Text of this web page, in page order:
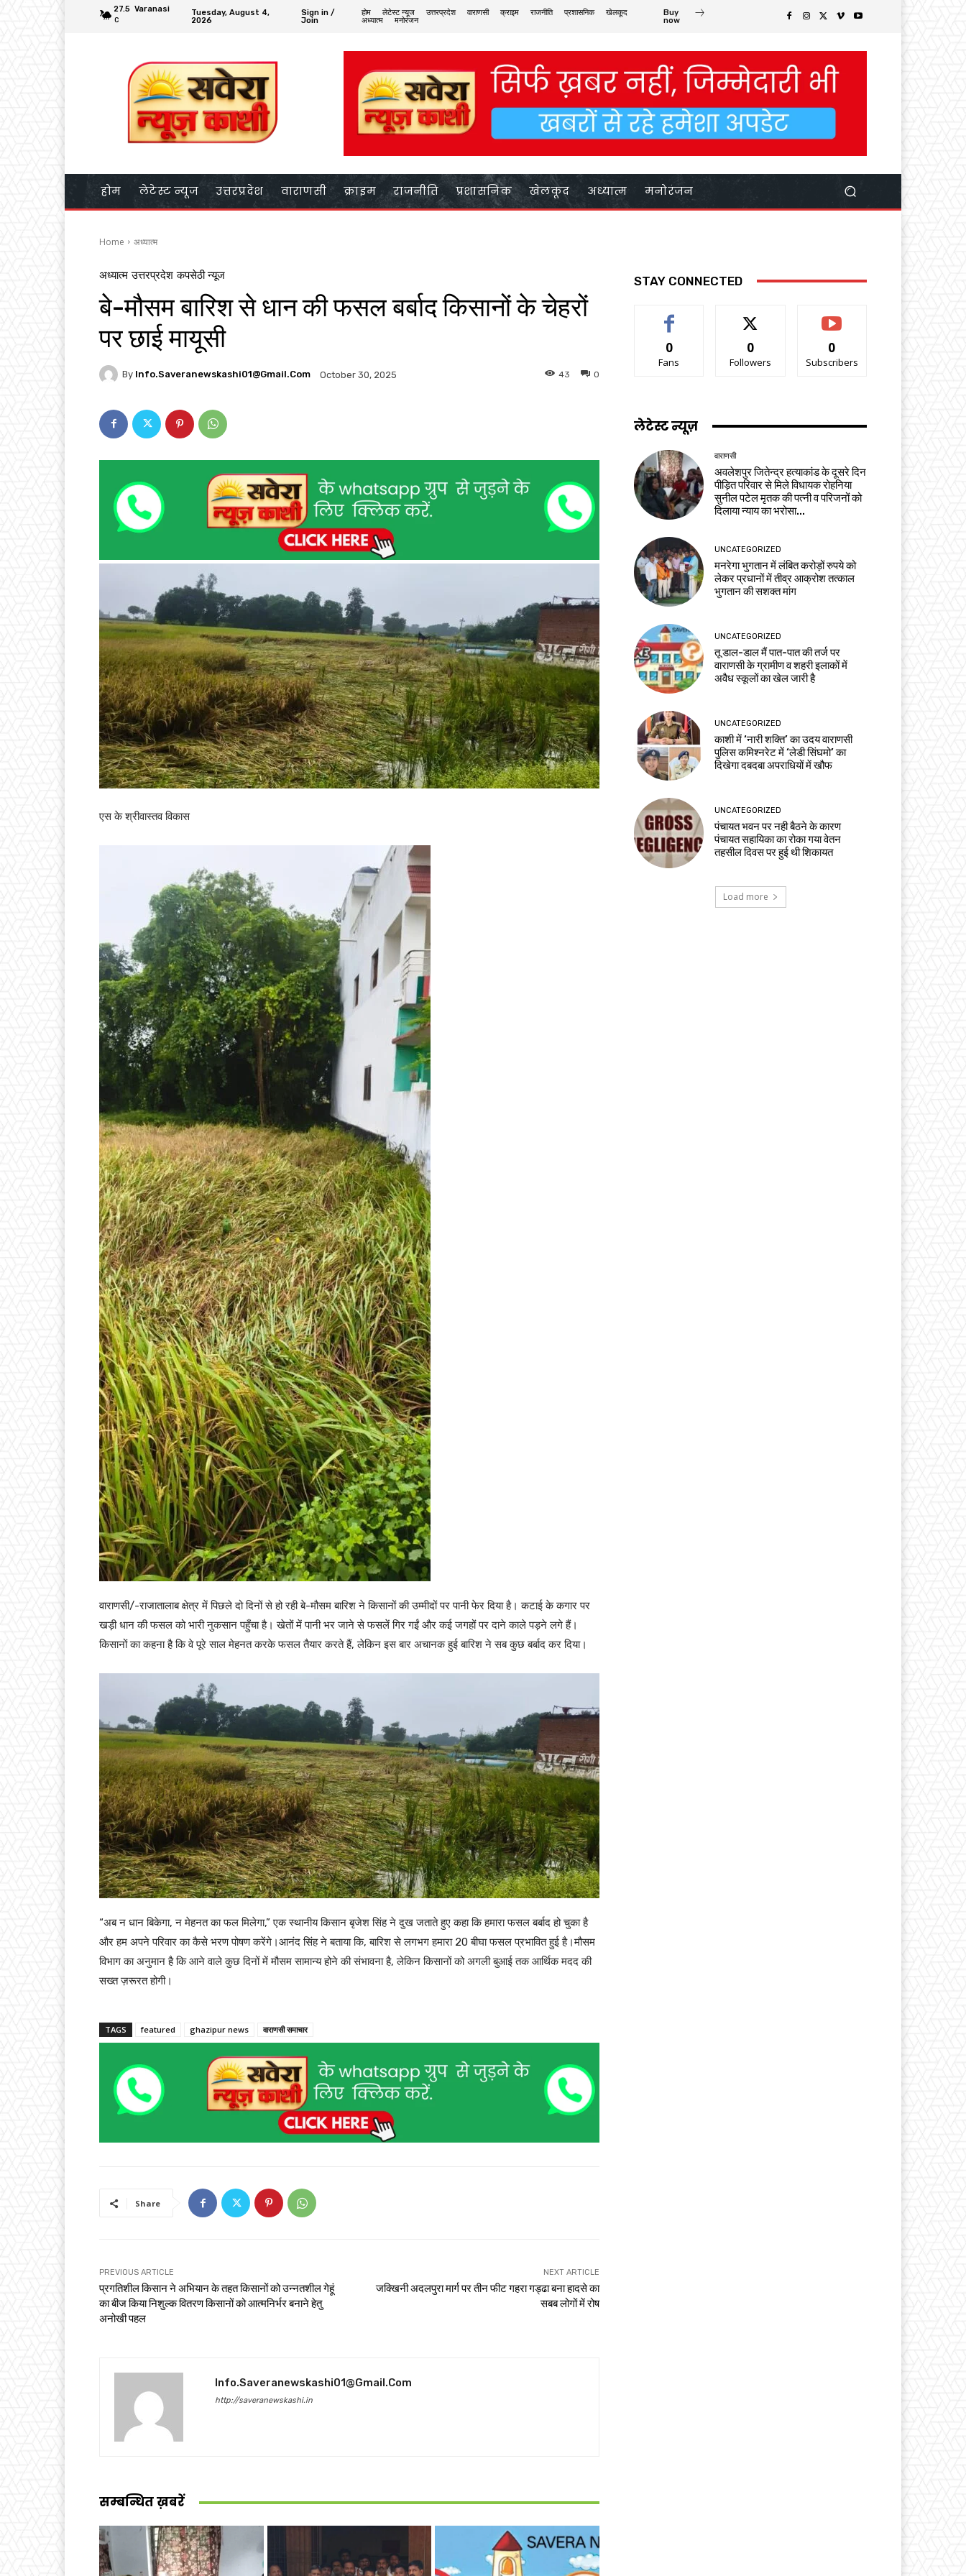
27.5
C
Varanasi
Tuesday, August 4,
2026
Sign in /
Join
होम लेटेस्ट न्यूज उत्तरप्रदेश वाराणसी क्राइम राजनीति प्रशासनिक
खेलकूद
अध्यात्म
मनोरंजन
Buy
now
होम लेटेस्ट न्यूज उत्तरप्रदेश वाराणसी क्राइम राजनीति प्रशासनिक खेलकूद अध्यात्म मनोरंजन
Home अध्यात्म
अध्यात्म उत्तरप्रदेश कपसेठी न्यूज
बे-मौसम बारिश से धान की फसल बर्बाद किसानों के चेहरों
पर छाई मायूसी
By Info.saveranewskashi01@gmail.com October 30, 2025 0
43
एस के श्रीवास्तव विकास
वाराणसी/-राजातालाब क्षेत्र में पिछले दो दिनों से हो रही बे-मौसम बारिश ने किसानों की उम्मीदों पर पानी फेर दिया है। कटाई के कगार पर
खड़ी धान की फसल को भारी नुकसान पहुँचा है। खेतों में पानी भर जाने से फसलें गिर गईं और कई जगहों पर दाने काले पड़ने लगे हैं।
किसानों का कहना है कि वे पूरे साल मेहनत करके फसल तैयार करते हैं, लेकिन इस बार अचानक हुई बारिश ने सब कुछ बर्बाद कर दिया।
“अब न धान बिकेगा, न मेहनत का फल मिलेगा,” एक स्थानीय किसान बृजेश सिंह ने दुख जताते हुए कहा कि हमारा फसल बर्बाद हो चुका है
और हम अपने परिवार का कैसे भरण पोषण करेंगे।आनंद सिंह ने बताया कि, बारिश से लगभग हमारा 20 बीघा फसल प्रभावित हुई है।मौसम
विभाग का अनुमान है कि आने वाले कुछ दिनों में मौसम सामान्य होने की संभावना है, लेकिन किसानों को अगली बुआई तक आर्थिक मदद की
सख्त ज़रूरत होगी।
TAGS featured ghazipur news वाराणसी समाचार
Share
PREVIOUS ARTICLE
प्रगतिशील किसान ने अभियान के तहत किसानों को उन्नतशील गेहूं
का बीज किया निशुल्क वितरण किसानों को आत्मनिर्भर बनाने हेतु
अनोखी पहल
NEXT ARTICLE
जक्खिनी अदलपुरा मार्ग पर तीन फीट गहरा गड्ढा बना हादसे का
सबब लोगों में रोष
Info.saveranewskashi01@gmail.com
http://saveranewskashi.in
सम्बन्धित ख़बरें
STAY CONNECTED
0
Fans
0
Followers
0
Subscribers
लेटेस्ट न्यूज़
वाराणसी
अवलेशपुर जितेन्द्र हत्याकांड के दूसरे दिन
पीड़ित परिवार से मिले विधायक रोहनिया
सुनील पटेल मृतक की पत्नी व परिजनों को
दिलाया न्याय का भरोसा...
UNCATEGORIZED
मनरेगा भुगतान में लंबित करोड़ों रुपये को
लेकर प्रधानों में तीव्र आक्रोश तत्काल
भुगतान की सशक्त मांग
UNCATEGORIZED
तू डाल-डाल मैं पात-पात की तर्ज पर
वाराणसी के ग्रामीण व शहरी इलाकों में
अवैध स्कूलों का खेल जारी है
UNCATEGORIZED
काशी में ‘नारी शक्ति’ का उदय वाराणसी
पुलिस कमिश्नरेट में ‘लेडी सिंघमो’ का
दिखेगा दबदबा अपराधियों में खौफ
UNCATEGORIZED
पंचायत भवन पर नही बैठने के कारण
पंचायत सहायिका का रोका गया वेतन
तहसील दिवस पर हुई थी शिकायत
Load more